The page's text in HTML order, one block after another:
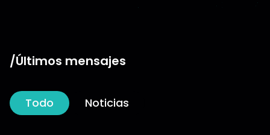
/Últimos mensajes
Todo Noticias